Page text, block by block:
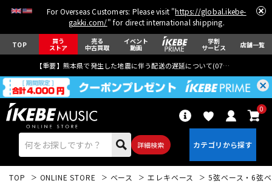
For Overseas Customers: Please visit "https://global.ikebe-
gakki.com/" for direct international shipping.
TOP 買う
ストア
売る
中古買取
イベント
動画
学割
サービス 店舗一覧
【重要】熊本県で発生した地震に伴う配送の遅延について(07月29日
詳細検索
0
TOP ONLINE STORE ベース エレキベース 5弦ベース・6弦